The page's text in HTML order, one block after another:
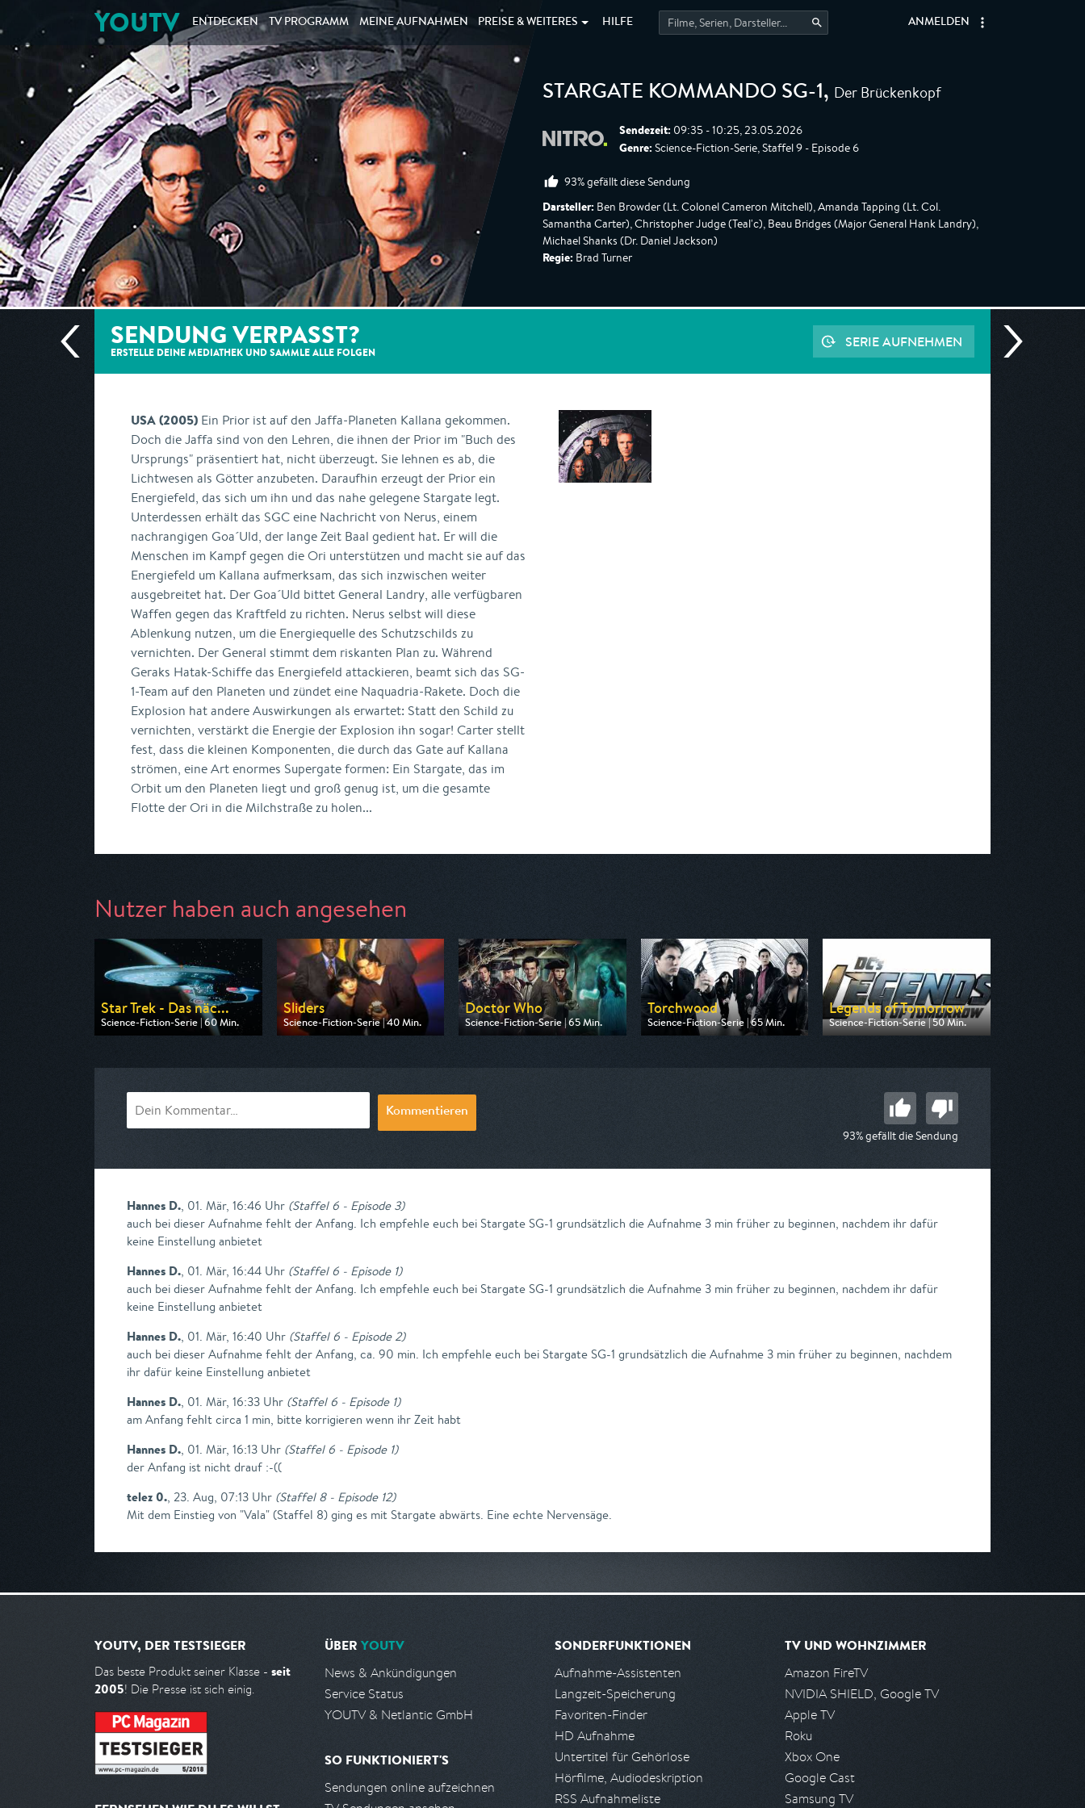
YOUTV ENTDECKEN TV PROGRAMM MEINEAUFNAHMEN PREISE & WEITERES HILFE ANMELDEN
STARGATE KOMMANDO SG-1, Der Brückenkopf
Sendezeit: 09:35 - 10:25, 23.05.2026
Genre: Science-Fiction-Serie, Staffel 9 - Episode 6
93% gefällt diese Sendung
Darsteller: Ben Browder (Lt. Colonel Cameron Mitchell), Amanda Tapping (Lt. Col.
Samantha Carter), Christopher Judge (Teal'c), Beau Bridges (Major General Hank Landry),
Michael Shanks (Dr. Daniel Jackson)
Regie: Brad Turner
SENDUNG VERPASST?
ERSTELLE DEINE MEDIATHEK UND SAMMLE ALLE FOLGEN
SERIE AUFNEHMEN
USA (2005) Ein Prior ist auf den Jaffa-Planeten Kallana gekommen.
Doch die Jaffa sind von den Lehren, die ihnen der Prior im "Buch des
Ursprungs" präsentiert hat, nicht überzeugt. Sie lehnen es ab, die
Lichtwesen als Götter anzubeten. Daraufhin erzeugt der Prior ein
Energiefeld, das sich um ihn und das nahe gelegene Stargate legt.
Unterdessen erhält das SGC eine Nachricht von Nerus, einem
nachrangigen Goa´Uld, der lange Zeit Baal gedient hat. Er will die
Menschen im Kampf gegen die Ori unterstützen und macht sie auf das
Energiefeld um Kallana aufmerksam, das sich inzwischen weiter
ausgebreitet hat. Der Goa´Uld bittet General Landry, alle verfügbaren
Waffen gegen das Kraftfeld zu richten. Nerus selbst will diese
Ablenkung nutzen, um die Energiequelle des Schutzschilds zu
vernichten. Der General stimmt dem riskanten Plan zu. Während
Geraks Hatak-Schiffe das Energiefeld attackieren, beamt sich das SG-
1-Team auf den Planeten und zündet eine Naquadria-Rakete. Doch die
Explosion hat andere Auswirkungen als erwartet: Statt den Schild zu
vernichten, verstärkt die Energie der Explosion ihn sogar! Carter stellt
fest, dass die kleinen Komponenten, die durch das Gate auf Kallana
strömen, eine Art enormes Supergate formen: Ein Stargate, das im
Orbit um den Planeten liegt und groß genug ist, um die gesamte
Flotte der Ori in die Milchstraße zu holen...
Nutzer haben auch angesehen
Star Trek - Das näc...
Science-Fiction-Serie | 60 Min.
Ausgestrahlt von Tele 5
Sliders
Science-Fiction-Serie | 40 Min.
Ausgestrahlt von Tele 5
Doctor Who
Science-Fiction-Serie | 65 Min.
Ausgestrahlt von Tele 5
Torchwood
Science-Fiction-Serie | 65 Min.
Ausgestrahlt von Tele 5
Legends of Tomorrow
Science-Fiction-Serie | 50 Min.
Ausgestrahlt von Pro 7 Maxx
Kommentieren
93% gefällt die Sendung
Hannes D., 01. Mär, 16:46 Uhr (Staffel 6 - Episode 3)
auch bei dieser Aufnahme fehlt der Anfang. Ich empfehle euch bei Stargate SG-1 grundsätzlich die Aufnahme 3 min früher zu beginnen, nachdem ihr dafür
keine Einstellung anbietet
Hannes D., 01. Mär, 16:44 Uhr (Staffel 6 - Episode 1)
auch bei dieser Aufnahme fehlt der Anfang. Ich empfehle euch bei Stargate SG-1 grundsätzlich die Aufnahme 3 min früher zu beginnen, nachdem ihr dafür
keine Einstellung anbietet
Hannes D., 01. Mär, 16:40 Uhr (Staffel 6 - Episode 2)
auch bei dieser Aufnahme fehlt der Anfang, ca. 90 min. Ich empfehle euch bei Stargate SG-1 grundsätzlich die Aufnahme 3 min früher zu beginnen, nachdem
ihr dafür keine Einstellung anbietet
Hannes D., 01. Mär, 16:33 Uhr (Staffel 6 - Episode 1)
am Anfang fehlt circa 1 min, bitte korrigieren wenn ihr Zeit habt
Hannes D., 01. Mär, 16:13 Uhr (Staffel 6 - Episode 1)
der Anfang ist nicht drauf :-((
telez 0., 23. Aug, 07:13 Uhr (Staffel 8 - Episode 12)
Mit dem Einstieg von "Vala" (Staffel 8) ging es mit Stargate abwärts. Eine echte Nervensäge.
YOUTV, DER TESTSIEGER
Das beste Produkt seiner Klasse - seit
2005! Die Presse ist sich einig.
ÜBER YOUTV
News & Ankündigungen
Service Status
YOUTV & Netlantic GmbH
SO FUNKTIONIERT'S
Sendungen online aufzeichnen
SONDERFUNKTIONEN
Aufnahme-Assistenten
Langzeit-Speicherung
Favoriten-Finder
HD Aufnahme
Untertitel für Gehörlose
Hörfilme, Audiodeskription
RSS Aufnahmeliste
TV UND WOHNZIMMER
Amazon FireTV
NVIDIA SHIELD, Google TV
Apple TV
Roku
Xbox One
Google Cast
Samsung TV